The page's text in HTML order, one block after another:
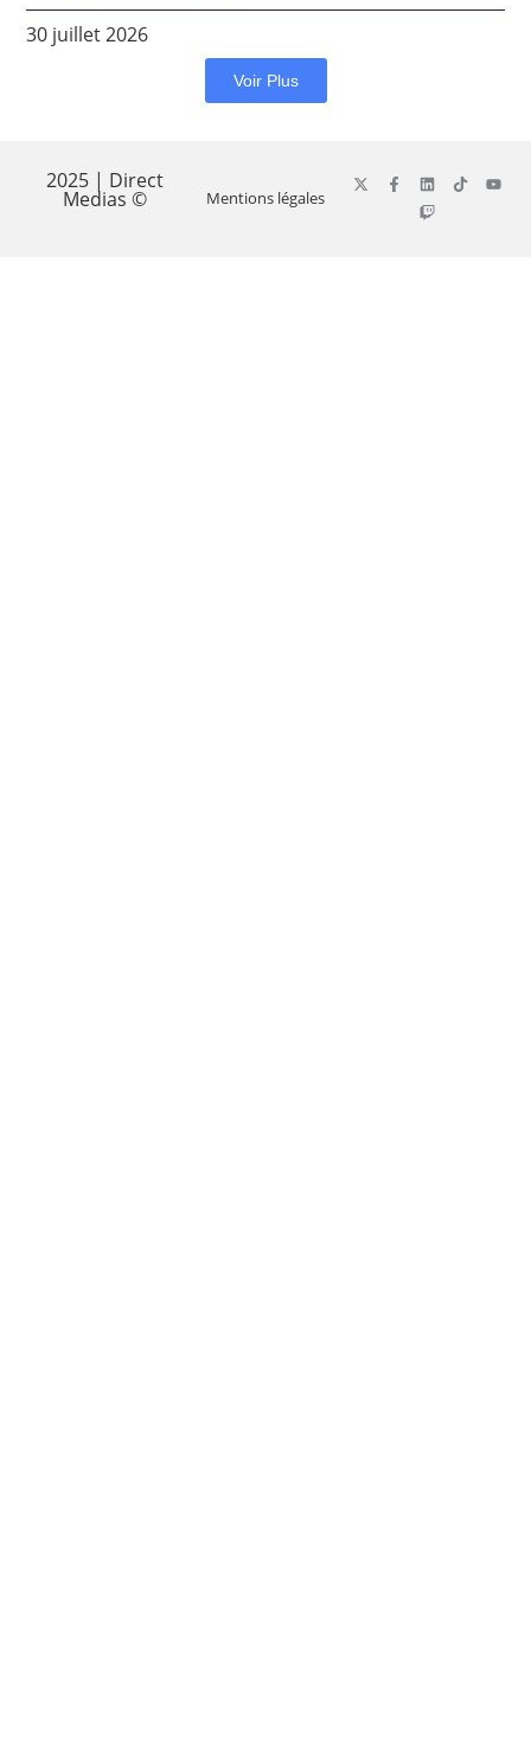
30 juillet 2026
Voir Plus
2025 | Direct
Medias © Mentions légales